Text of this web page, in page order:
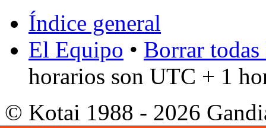
Índice general
El Equipo • Borrar
horarios son UTC + 1
© Kotai 1988 - 2026